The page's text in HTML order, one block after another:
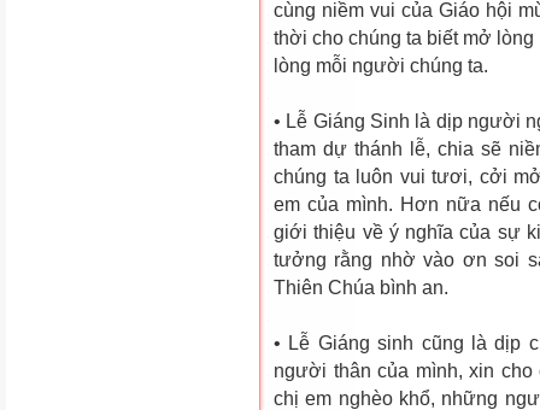
cùng niềm vui của Giáo hội
thời cho chúng ta biết mở lòng
lòng mỗi người chúng ta.
• Lễ Giáng Sinh là dịp người
tham dự thánh lễ, chia sẽ
chúng ta luôn vui tươi, cởi
em của mình. Hơn nữa nếu
giới thiệu về ý nghĩa của sự
tưởng rằng nhờ vào ơn soi
Thiên Chúa bình an.
• Lễ Giáng sinh cũng là dịp
người thân của mình, xin
chị em nghèo khổ, những